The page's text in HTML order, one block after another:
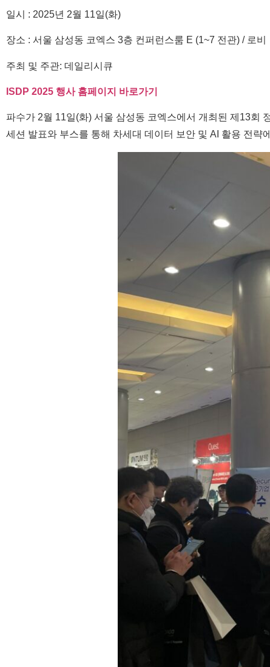
일시 : 2025년 2월 11일(화)
장소 : 서울 삼성동 코엑스 3층 컨퍼런스룸 E (1~7 전관) / 로비
주최 및 주관: 데일리시큐
ISDP 2025 행사 홈페이지 바로가기
파수가 2월 11일(화) 서울 삼성동 코엑스에서 개최된 제13회
세션 발표와 부스를 통해 차세대 데이터 보안 및 AI 활용 전